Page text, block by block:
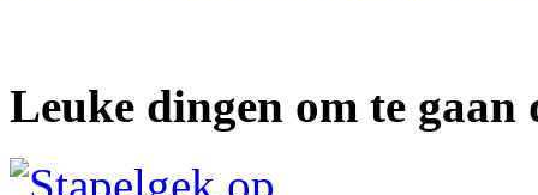
Leuke dingen om te gaan